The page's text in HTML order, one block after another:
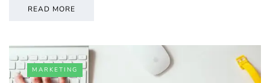
READ MORE
MARKETING